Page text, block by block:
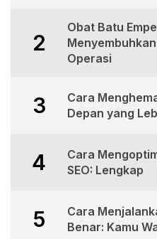
2
Obat Batu
Operasi
3
Cara
Depan yang
4
Cara
SEO: Lengkap
5
Cara
Benar: Kamu